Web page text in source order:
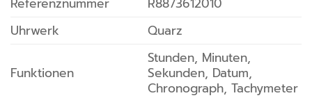
Uhrwerk
Quarz
Funktionen
Stunden, Minuten,
Sekunden, Datum,
Chronograph, Tachymeter